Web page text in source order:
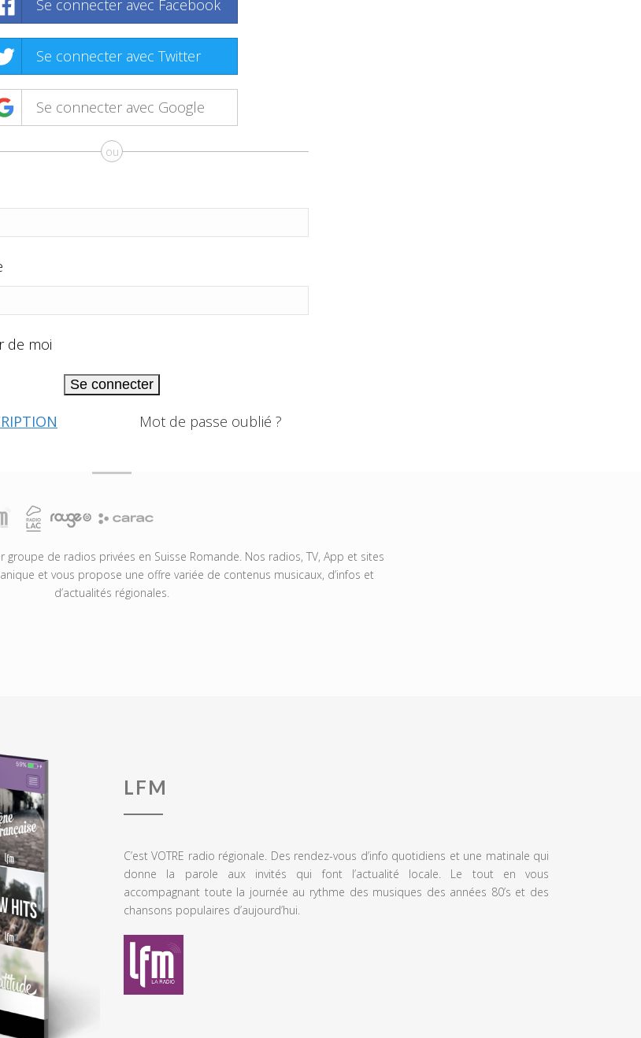
Se connecter avec Facebook
Se connecter avec Twitter
Se connecter avec Google
ou
de moi
Se connecter
Mot de passe oublié ?
de radios privées en Suisse Romande. Nos radios, TV, App et sites
et vous propose une offre variée de contenus musicaux, d’infos et
d’actualités régionales.
LFM
C’est VOTRE radio régionale. Des rendez-vous d’info quotidiens et une matinale qui
donne la parole aux invités qui font l’actualité locale. Le tout en vous
accompagnant toute la journée au rythme des musiques des années 80’s et des
chansons populaires d’aujourd’hui.